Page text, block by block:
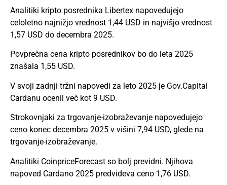
Analitiki kripto posrednika Libertex napovedujejo
celoletno najnižjo vrednost 1,44 USD in najvišjo vrednost
1,57 USD do decembra 2025.
Povprečna cena kripto posrednikov bo do leta 2025
znašala 1,55 USD.
V svoji zadnji tržni napovedi za leto 2025 je Gov.Capital
Cardanu ocenil več kot 9 USD.
Strokovnjaki za trgovanje-izobraževanje napovedujejo
ceno konec decembra 2025 v višini 7,94 USD, glede na
trgovanje-izobraževanje.
Analitiki CoinpriceForecast so bolj previdni. Njihova
napoved Cardano 2025 predvideva ceno 1,76 USD.